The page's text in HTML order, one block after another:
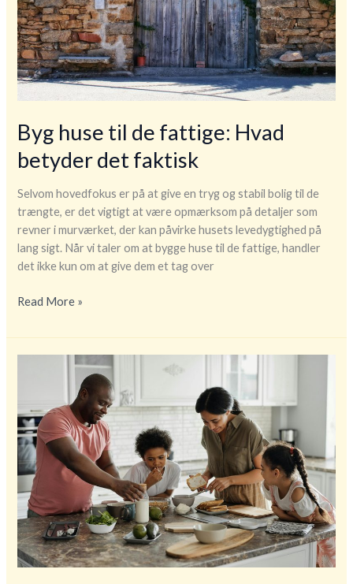
Byg huse til de fattige: Hvad
betyder det faktisk
Selvom hovedfokus er på at give en tryg og stabil bolig til de
trængte, er det vigtigt at være opmærksom på detaljer som
revner i murværket, der kan påvirke husets levedygtighed på
lang sigt. Når vi taler om at bygge huse til de fattige, handler
det ikke kun om at give dem et tag over
Byg
til
de
betyder
det
faktisk
Read More »